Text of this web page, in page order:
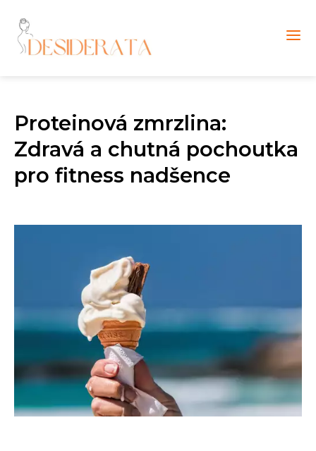
Proteinová zmrzlina:
Zdravá a chutná pochoutka
pro fitness nadšence